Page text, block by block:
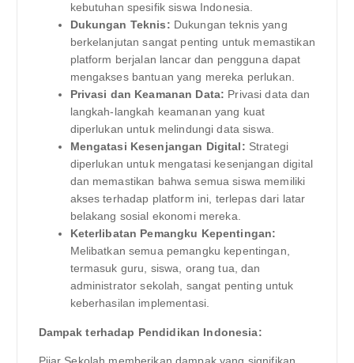
kebutuhan spesifik siswa Indonesia.
Dukungan Teknis: Dukungan teknis yang
berkelanjutan sangat penting untuk memastikan
platform berjalan lancar dan pengguna dapat
mengakses bantuan yang mereka perlukan.
Privasi dan Keamanan Data: Privasi data dan
langkah-langkah keamanan yang kuat
diperlukan untuk melindungi data siswa.
Mengatasi Kesenjangan Digital: Strategi
diperlukan untuk mengatasi kesenjangan digital
dan memastikan bahwa semua siswa memiliki
akses terhadap platform ini, terlepas dari latar
belakang sosial ekonomi mereka.
Keterlibatan Pemangku Kepentingan:
Melibatkan semua pemangku kepentingan,
termasuk guru, siswa, orang tua, dan
administrator sekolah, sangat penting untuk
keberhasilan implementasi.
Dampak terhadap Pendidikan Indonesia:
Pijar Sekolah memberikan dampak yang signifikan